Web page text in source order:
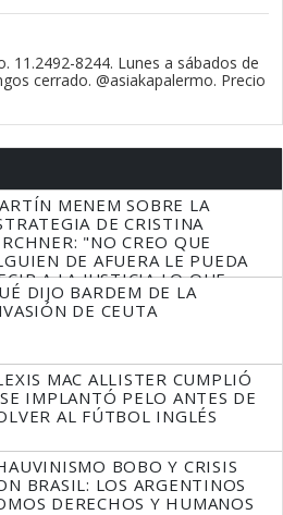
11.2492-8244. Lunes a sábados de
cerrado. @asiakapalermo. Precio
MENEM SOBRE LA
DE CRISTINA
"NO CREO QUE
DE AFUERA LE PUEDA
A LA JUSTICIA LO QUE
QUE HACER"
DIJO BARDEM DE LA
DE CEUTA
MAC ALLISTER CUMPLIÓ
IMPLANTÓ PELO ANTES DE
AL FÚTBOL INGLÉS
BOBO Y CRISIS
BRASIL: LOS ARGENTINOS
DERECHOS Y HUMANOS